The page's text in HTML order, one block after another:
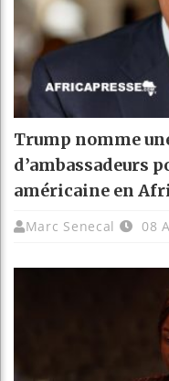
Trump nomme
d’ambassadeurs
américaine en
Marc Senecal 08